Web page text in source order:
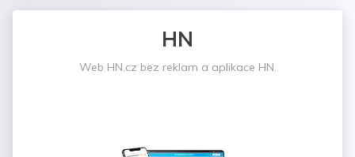
HN
Web HN.cz bez reklam a aplikace HN.